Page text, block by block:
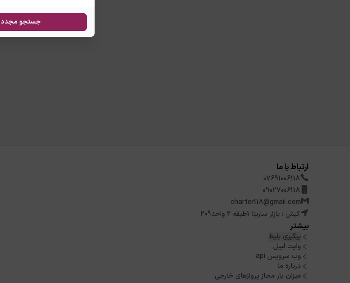
جستجو مجدد
ارتباط با ما
07691006118
09027006118
charter118@gmail.com
کیش : بازار سارینا 1طبقه 2 واحد209
بیشتر
پیگیری بلیط
وایت لیبل
وب سرویس api
درباره ما
میزان بار مجاز پروازهای خارجی